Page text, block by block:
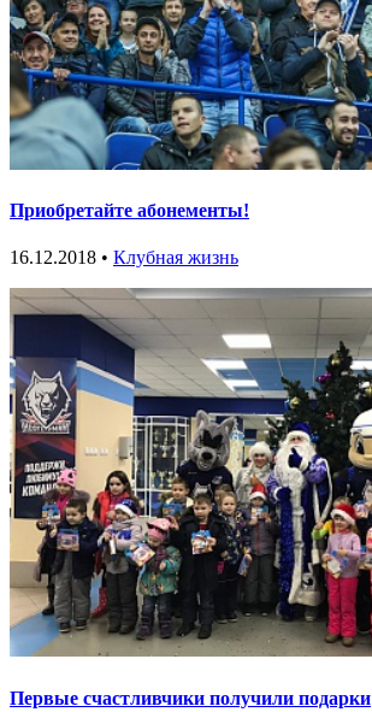
Приобретайте абонементы!
16.12.2018 • Клубная жизнь
Первые счастливчики получили подарки